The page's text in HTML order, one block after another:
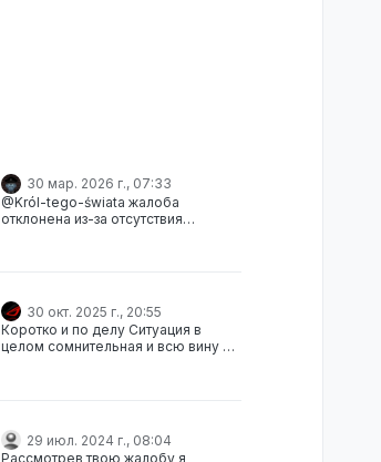
30 мар. 2026 г., 07:33
@Król-tego-świata жалоба
отклонена из-за отсутствия
30 окт. 2025 г., 20:55
Коротко и по делу Ситуация в
целом сомнительная и всю вину в
Альберт логичным образом
защищал другого игрока от
29 июл. 2024 г., 08:04
Рассмотрев твою жалобу я